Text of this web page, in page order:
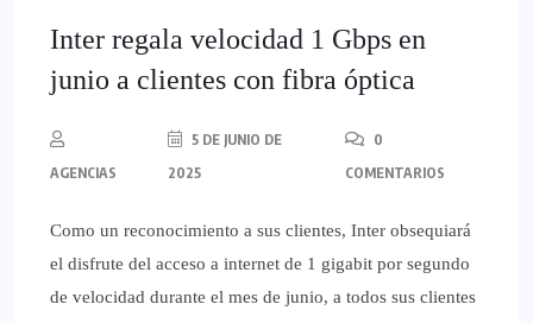
Inter regala velocidad 1 Gbps en
junio a clientes con fibra óptica
AGENCIAS
5 DE JUNIO DE
2025
0
COMENTARIOS
Como un reconocimiento a sus clientes, Inter obsequiará
el disfrute del acceso a internet de 1 gigabit por segundo
de velocidad durante el mes de junio, a todos sus clientes